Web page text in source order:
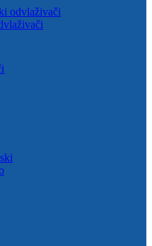
odvlaživači